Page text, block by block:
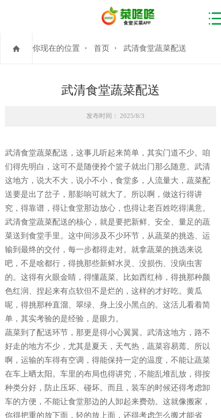
你现在的位置 首页 武清食堂蔬菜配送
武清食堂蔬菜配送
发布时间： 2025/8/3
武清食堂蔬菜配送，这事儿听起来简单，其实门道不少。咱
们得先明白，这可不是随便拎个篮子就出门那么随意。武清
这地方，说大不大，说小不小，食堂多，人流量大，蔬菜配
送要是出了岔子，那影响可就大了。所以啊，做这行得讲
究，得靠谱，得让食堂那边放心，也得让老百姓吃得满意。
武清食堂蔬菜配送的核心，就是要把新鲜、安全、量足的蔬
菜送到食堂手里。这中间涉及不少环节，从蔬菜的挑选、运
输到最终的交付，每一步都得走对。就拿蔬菜的挑选来说
吧，不是啥都行，得挑那些新鲜水灵、没损伤、没病虫害
的。这得有火眼金睛，得懂蔬菜。比如西红柿，得挑那种颜
色红润、捏起来有点软但不是烂的，这样的才好吃。黄瓜
呢，得挑那种直溜、翠绿、身上没小黑点的。这活儿看着简
单，其实考验的是经验，是眼力。
蔬菜到了配送环节，那更是得小心翼翼。武清这地方，路不
好走的地方不少，尤其是夏天，天气热，蔬菜容易蔫。所以
啊，运输的车得有空调，得能保持一定的温度，不能让蔬菜
在车上晒太阳。车里的布局也得讲究，不能乱堆乱放，得按
种类分好，防止压坏、碰坏。而且，装车的时候还得考虑卸
车的方便，不能让食堂那边的人卸起来费劲。这就像搬家，
你得把重的放下面，轻的放上面，还得考虑怎么搬才能省